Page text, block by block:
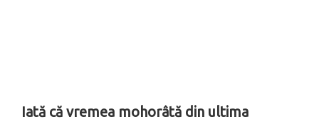
Iată că vremea mohorâtă din ultima